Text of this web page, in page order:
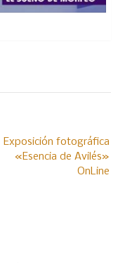
Exposición fotográfica
«Esencia de Avilés»
OnLine